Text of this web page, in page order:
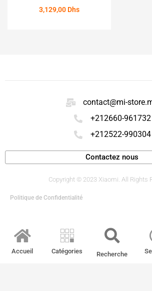
3,129,00 Dhs
contact@mi-
+212660-961732
+212522-990304
Contactez nous
Copyright © 2023 Xiaomi. All Rights
Politique de Confidentialité
Accueil Catégories Recherche